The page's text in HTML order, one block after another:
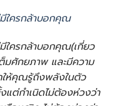
ใครกล้าบอกคุณ
ใครกล้าบอกคุณ(เกี่ยว
มศักยภาพ และมีความ
ห้คุณรู้ถึงพลังในตัว
ต่กำเนิดไม่ต้องห่วงว่า